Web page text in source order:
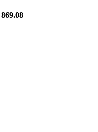
869.08